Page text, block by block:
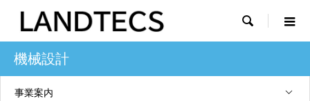

機械設計
事業案内